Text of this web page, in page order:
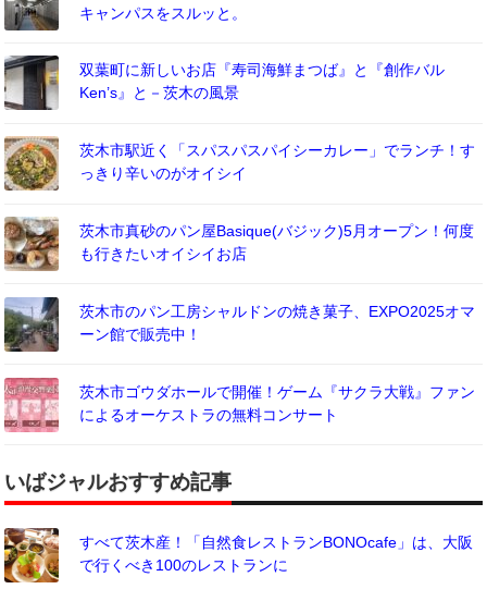
キャンパスをスルッと。
双葉町に新しいお店『寿司海鮮まつば』と『創作バル
Ken’s』と－茨木の風景
茨木市駅近く「スパスパスパイシーカレー」でランチ！す
っきり辛いのがオイシイ
茨木市真砂のパン屋Basique(バジック)5月オープン！何度
も行きたいオイシイお店
茨木市のパン工房シャルドンの焼き菓子、EXPO2025オマ
ーン館で販売中！
茨木市ゴウダホールで開催！ゲーム『サクラ大戦』ファン
によるオーケストラの無料コンサート
いばジャルおすすめ記事
すべて茨木産！「自然食レストランBONOcafe」は、大阪
で行くべき100のレストランに